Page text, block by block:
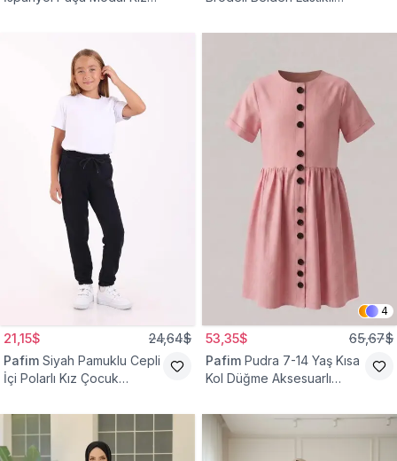
21,15$ 24,64$
Pafim Siyah Pamuklu Cepli
İçi Polarlı Kız Çocuk
4
53,35$ 65,67$
Pafim Pudra 7-14 Yaş Kısa
Kol Düğme Aksesuarlı